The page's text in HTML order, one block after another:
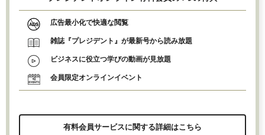
広告最小化で快適な閲覧
雑誌『プレジデント』が最新号から読み放題
ビジネスに役立つ学びの動画が見放題
会員限定オンラインイベント
有料会員サービスに関する詳細はこちら